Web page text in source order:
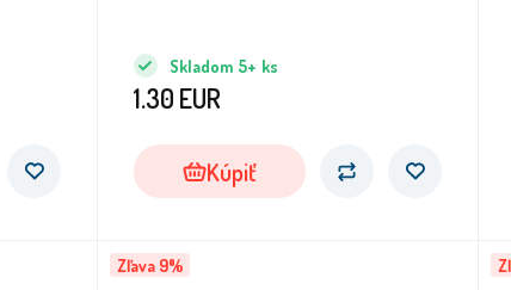
Skladom 5+ ks
1.30 EUR
Kúpiť
Zľava 9%